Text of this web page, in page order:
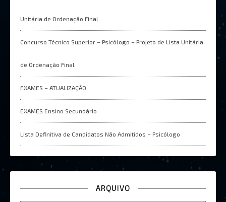
Unitária de Ordenação Final
Concurso Técnico Superior – Psicólogo – Projeto de Lista Unitária
de Ordenação Final
EXAMES – ATUALIZAÇÂO
EXAMES Ensino Secundário
Lista Definitiva de Candidatos Não Admitidos – Psicólogo
ARQUIVO